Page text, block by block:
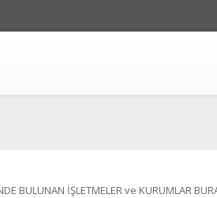
BULUNAN İŞLETMELER ve KURUMLAR